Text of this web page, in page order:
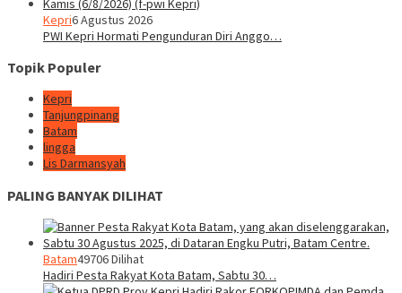
Kepri6 Agustus 2026
PWI Kepri Hormati Pengunduran Diri Anggo…
Topik Populer
Kepri
Tanjungpinang
Batam
lingga
Lis Darmansyah
PALING BANYAK DILIHAT
Batam49706 Dilihat
Hadiri Pesta Rakyat Kota Batam, Sabtu 30…